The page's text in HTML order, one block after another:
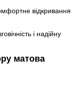
відкривання
і надійну
матова